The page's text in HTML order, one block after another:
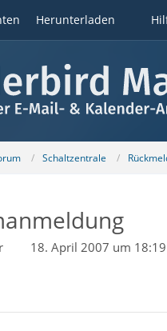
Herunterladen
Schaltzentrale
18. April 2007 um 18:19